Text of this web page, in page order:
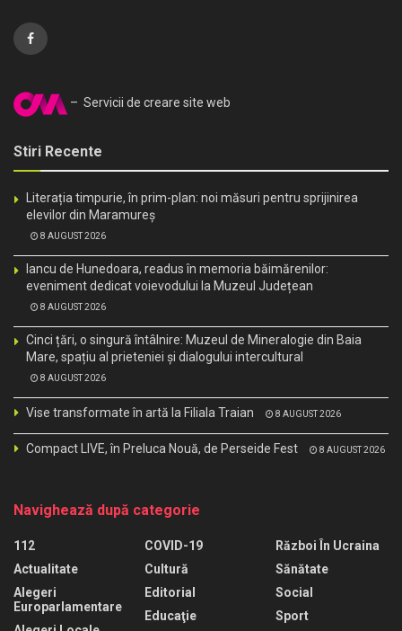
– Servicii de creare site web
Stiri Recente
Literația timpurie, în prim-plan: noi măsuri pentru sprijinirea
elevilor din Maramureș
8 AUGUST 2026
Iancu de Hunedoara, readus în memoria băimărenilor:
eveniment dedicat voievodului la Muzeul Județean
8 AUGUST 2026
Cinci țări, o singură întâlnire: Muzeul de Mineralogie din Baia
Mare, spațiu al prieteniei și dialogului intercultural
8 AUGUST 2026
Vise transformate în artă la Filiala Traian 8 AUGUST 2026
Compact LIVE, în Preluca Nouă, de Perseide Fest 8 AUGUST 2026
Navighează după categorie
112
Actualitate
Alegeri
Europarlamentare
COVID-19
Cultură
Editorial
Educaţie
Război În Ucraina
Sănătate
Social
Sport